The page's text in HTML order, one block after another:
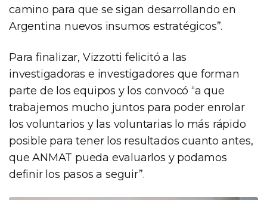
camino para que se sigan desarrollando en
Argentina nuevos insumos estratégicos”.
Para finalizar, Vizzotti felicitó a las
investigadoras e investigadores que forman
parte de los equipos y los convocó “a que
trabajemos mucho juntos para poder enrolar
los voluntarios y las voluntarias lo más rápido
posible para tener los resultados cuanto antes,
que ANMAT pueda evaluarlos y podamos
definir los pasos a seguir”.